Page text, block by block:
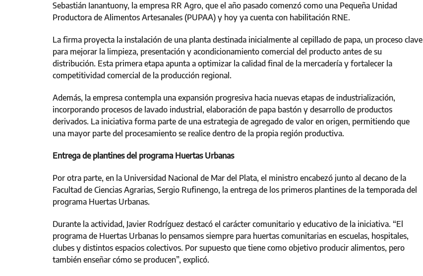
Sebastián Ianantuony, la empresa RR Agro, que el año pasado comenzó como una Pequeña Unidad
Productora de Alimentos Artesanales (PUPAA) y hoy ya cuenta con habilitación RNE.
La firma proyecta la instalación de una planta destinada inicialmente al cepillado de papa, un proceso clave
para mejorar la limpieza, presentación y acondicionamiento comercial del producto antes de su
distribución. Esta primera etapa apunta a optimizar la calidad final de la mercadería y fortalecer la
competitividad comercial de la producción regional.
Además, la empresa contempla una expansión progresiva hacia nuevas etapas de industrialización,
incorporando procesos de lavado industrial, elaboración de papa bastón y desarrollo de productos
derivados. La iniciativa forma parte de una estrategia de agregado de valor en origen, permitiendo que
una mayor parte del procesamiento se realice dentro de la propia región productiva.
Entrega de plantines del programa Huertas Urbanas
Por otra parte, en la Universidad Nacional de Mar del Plata, el ministro encabezó junto al decano de la
Facultad de Ciencias Agrarias, Sergio Rufinengo, la entrega de los primeros plantines de la temporada del
programa Huertas Urbanas.
Durante la actividad, Javier Rodríguez destacó el carácter comunitario y educativo de la iniciativa. “El
programa de Huertas Urbanas lo pensamos siempre para huertas comunitarias en escuelas, hospitales,
clubes y distintos espacios colectivos. Por supuesto que tiene como objetivo producir alimentos, pero
también enseñar cómo se producen”, explicó.